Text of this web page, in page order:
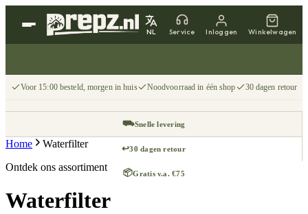
NL Service Inloggen Winkelwagen
Voor 15:00 besteld, morgen in huis Noodvoorraad in één shop 30 dagen retour
⛟Snelle levering
↩30 dagen retour
📦Gratis v.a. €75
Home
Waterfilter
Ontdek ons assortiment
Waterfilter